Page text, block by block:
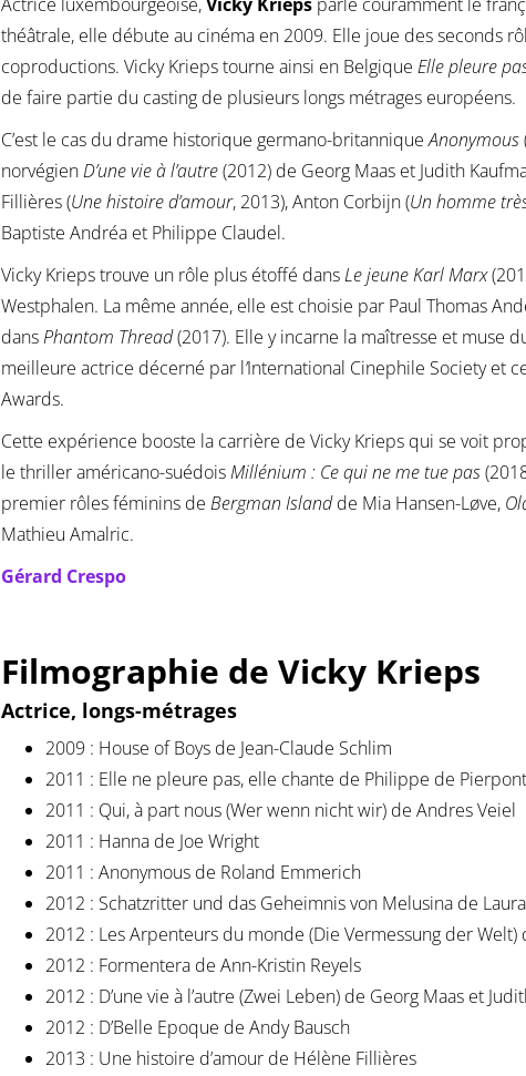
théâtrale, elle débute au cinéma en 2009. Elle joue des seconds
coproductions. Vicky Krieps tourne ainsi en Belgique Elle pleure
de faire partie du casting de plusieurs longs métrages européens.
C’est le cas du drame historique germano-britanniqueAnonymous
norvégienD’une vie à l’autre(2012) de Georg Maas et Judith
Fillières (Une histoire d’amour, 2013), Anton Corbijn (Un homme
Baptiste Andréa et Philippe Claudel.
Vicky Krieps trouve un rôle plus étoffé dansLe jeune Karl Marx
Westphalen. La même année, elle est choisie par Paul Thomas
dansPhantom Thread(2017). Elle y incarne la maîtresse et muse
meilleure actrice décerné par l’International Cinephile Society et
Awards.
Cette expérience booste la carrière de Vicky Krieps qui se voit
le thriller américano-suédoisMillénium : Ce qui ne me tue pas
premier rôles féminins de Bergman Islandde Mia Hansen-Løve,
Mathieu Amalric.
Gérard Crespo
Filmographie de Vicky Krieps
Actrice, longs-métrages
2009 : House of Boys de Jean-Claude Schlim
2011 : Elle ne pleure pas, elle chante de Philippe de Pierpont
2011 : Qui, à part nous (Wer wenn nicht wir) de Andres Veiel
2011 : Hanna de Joe Wright
2011 : Anonymous de Roland Emmerich
2012 : Schatzritter und das Geheimnis von Melusina de
2012 : Les Arpenteurs du monde (Die Vermessung der Welt)
2012 : Formentera de Ann-Kristin Reyels
2012 : D’une vie à l’autre (Zwei Leben) de Georg Maas et
2012 : D’Belle Epoque de Andy Bausch
2013 : Une histoire d’amour de Hélène Fillières